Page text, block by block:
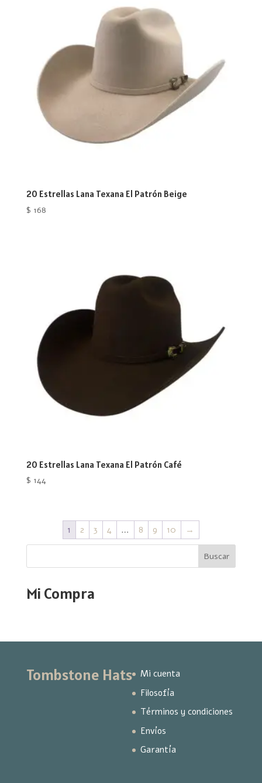
20 Estrellas Lana Texana El Patrón Beige
$ 168
20 Estrellas Lana Texana El Patrón Café
$ 144
1 2 3 4 … 8 9 10 →
Buscar
Mi Compra
Tombstone Hats
Mi cuenta
Filosofía
Términos y condiciones
Envíos
Garantía